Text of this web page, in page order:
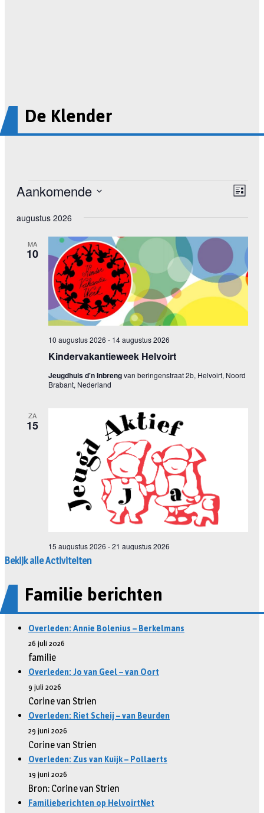
De Klender
Bekijk alle Activiteiten
Familie berichten
Overleden: Annie Bolenius – Berkelmans
26 juli 2026
familie
Overleden: Jo van Geel – van Oort
9 juli 2026
Corine van Strien
Overleden: Riet Scheij – van Beurden
29 juni 2026
Corine van Strien
Overleden: Zus van Kuijk – Pollaerts
19 juni 2026
Bron: Corine van Strien
Familieberichten op HelvoirtNet